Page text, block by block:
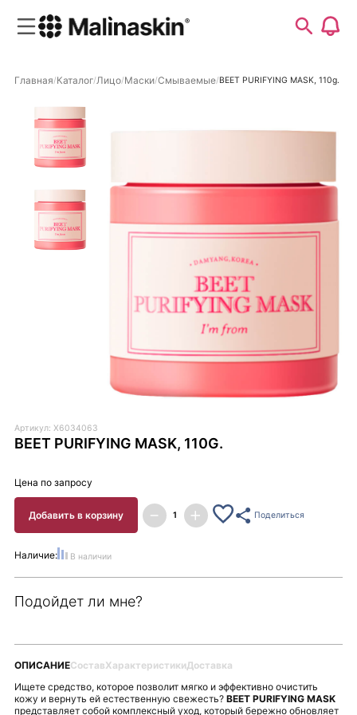
Главная Каталог Лицо Маски Смываемые BEET PURIFYING MASK, 110g.
Артикул: X6034063
BEET PURIFYING MASK, 110G.
Цена по запросу
Добавить в корзину Поделиться
Наличие: В наличии
Подойдет ли мне?
ОПИСАНИЕСоставХарактеристикиДоставка
Ищете средство, которое позволит мягко и эффективно очистить
кожу и вернуть ей естественную свежесть? BEET PURIFYING MASK
представляет собой комплексный уход, который бережно обновляет